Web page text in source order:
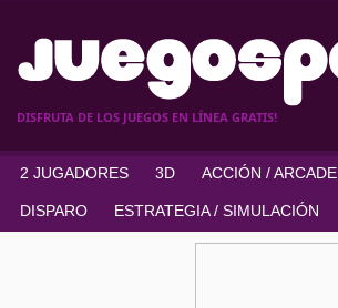
DISFRUTA DE LOS JUEGOS EN LÍNEA GRATIS!
2 JUGADORES 3D ACCIÓN / ARCADE
DISPARO ESTRATEGIA / SIMULACIÓN